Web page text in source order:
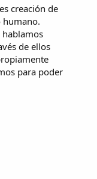
creación de
humano.
hablamos
de ellos
para poder